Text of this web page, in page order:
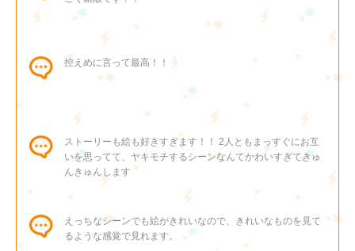
控えめに言って最高！！
ストーリーも絵も好きすぎます！！ 2人ともまっすぐにお互
いを思ってて、ヤキモチするシーンなんてかわいすぎてきゅ
んきゅんします
えっちなシーンでも絵がきれいなので、きれいなものを見て
るような感覚で見れます。